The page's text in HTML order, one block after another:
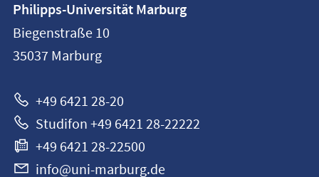
Philipps-
Universität
Marburg
Philipps-Universität Marburg
Biegenstraße 10
35037 Marburg
+49 6421 28-20
Studifon +49 6421 28-22222
+49 6421 28-22500
info@uni-marburg.de